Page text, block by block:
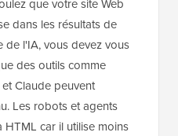
que votre site Web
dans les résultats de
de l'IA, vous devez vous
des outils comme
Claude peuvent
Les robots et agents
car il utilise moins